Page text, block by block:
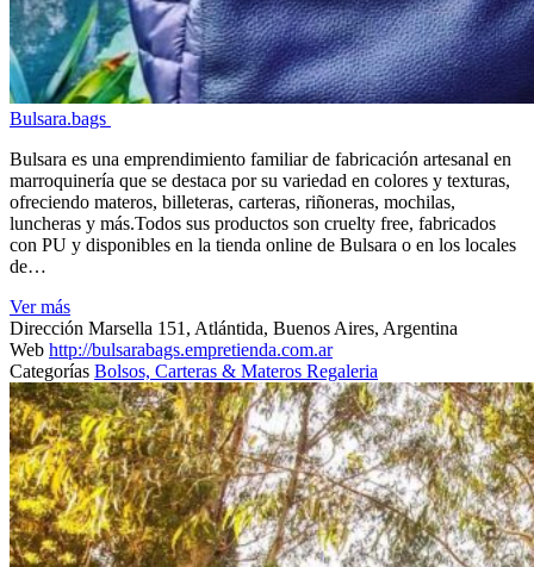
Bulsara.bags
Bulsara es una emprendimiento familiar de fabricación artesanal en
marroquinería que se destaca por su variedad en colores y texturas,
ofreciendo materos, billeteras, carteras, riñoneras, mochilas,
luncheras y más.Todos sus productos son cruelty free, fabricados
con PU y disponibles en la tienda online de Bulsara o en los locales
de…
Ver más
Dirección Marsella 151, Atlántida, Buenos Aires, Argentina
Web http://bulsarabags.empretienda.com.ar
Categorías Bolsos, Carteras & Materos Regaleria